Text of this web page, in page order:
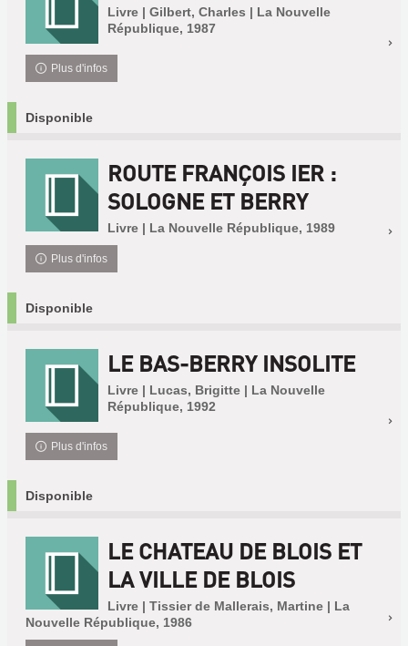
Livre | Gilbert, Charles | La Nouvelle
République, 1987
Plus d'infos
Disponible
ROUTE FRANÇOIS IER :
SOLOGNE ET BERRY
Livre | La Nouvelle République, 1989
Plus d'infos
Disponible
LE BAS-BERRY INSOLITE
Livre | Lucas, Brigitte | La Nouvelle
République, 1992
Plus d'infos
Disponible
LE CHATEAU DE BLOIS ET
LA VILLE DE BLOIS
Livre | Tissier de Mallerais, Martine | La
Nouvelle République, 1986